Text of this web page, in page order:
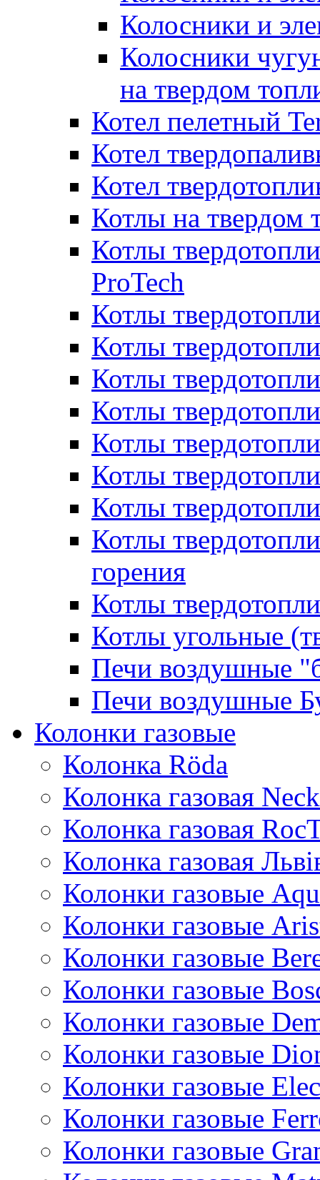
Колосники и
Колосники
на твердом
Котел пелетный
Котел
Котел
Котлы на твердом
Котлы
ProTech
Котлы
Котлы
Котлы
Котлы
Котлы
Котлы
Котлы
Котлы
горения
Котлы
Котлы угольные
Печи воздушные
Печи воздушные
Колонки газовые
Колонка Rӧda
Колонка газовая
Колонка газовая
Колонка газовая
Колонки газовые
Колонки газовые
Колонки газовые
Колонки газовые
Колонки газовые
Колонки газовые
Колонки газовые
Колонки газовые
Колонки газовые